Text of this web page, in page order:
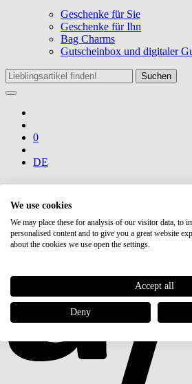
Geschenke für Sie
Geschenke für Ihn
Bag Charms
Gutscheinbox und digitaler
Suchen
0
DE
We use cookies
We may place these for analysis of our visitor data, to
personalised content and to give you a great website
about the cookies we use open the settings.
Accept all
Deny